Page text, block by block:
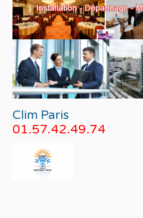
Clim Paris
01.57.42.49.74